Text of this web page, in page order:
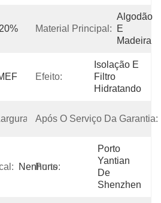
Material Principal:
Algodão
E
Madeira
Efeito:
Isolação E
Filtro
Hidratando
OEM
Após O Serviço Da Garantia:
Nenhuns
Porto:
Porto
Yantian
De
Shenzhen